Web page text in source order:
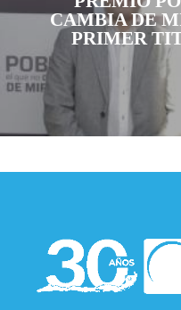
CAMBIA DE
PRIMER